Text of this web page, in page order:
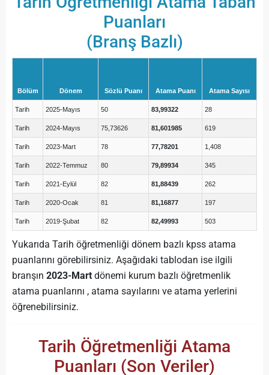
Puanları
(Branş Bazlı)
Bölüm Dönem Sözlü Puanı Atama Puanı Atama Sayısı
Tarih 2025-Mayıs 50 83,99322 28
Tarih 2024-Mayıs 75,73626 81,601985 619
Tarih 2023-Mart 78 77,78201 1,408
Tarih 2022-Temmuz 80 79,89934 345
Tarih 2021-Eylül 82 81,88439 262
Tarih 2020-Ocak 81 81,16877 197
Tarih 2019-Şubat 82 82,49993 503
Yukarıda Tarih öğretmenliği dönem bazlı kpss atama
puanlarını görebilirsiniz. Aşağıdaki tablodan ise ilgili
branşın 2023-Mart dönemi kurum bazlı öğretmenlik
atama puanlarını , atama sayılarını ve atama yerlerini
öğrenebilirsiniz.
Tarih Öğretmenliği Atama
Puanları (Son Veriler)